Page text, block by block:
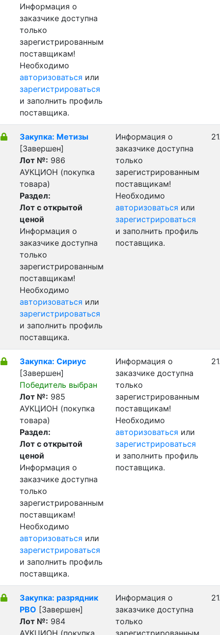
Информация о
заказчике доступна
только
зарегистрированным
поставщикам!
Необходимо
авторизоваться или
зарегистрироваться
и заполнить профиль
поставщика.
Закупка: Метизы
[Завершен]
Лот №: 986
АУКЦИОН (покупка
товара)
Раздел:
Лот с открытой
ценой
Информация о
заказчике доступна
только
зарегистрированным
поставщикам!
Необходимо
авторизоваться или
зарегистрироваться
и заполнить профиль
поставщика.
Информация о
заказчике доступна
только
зарегистрированным
поставщикам!
Необходимо
авторизоваться или
зарегистрироваться
и заполнить профиль
поставщика.
Закупка: Сириус
[Завершен]
Победитель выбран
Лот №: 985
АУКЦИОН (покупка
товара)
Раздел:
Лот с открытой
ценой
Информация о
заказчике доступна
только
зарегистрированным
поставщикам!
Необходимо
авторизоваться или
зарегистрироваться
и заполнить профиль
поставщика.
Информация о
заказчике доступна
только
зарегистрированным
поставщикам!
Необходимо
авторизоваться или
зарегистрироваться
и заполнить профиль
поставщика.
Закупка: разрядник
РВО [Завершен]
Лот №: 984
АУКЦИОН (покупка
Информация о
заказчике доступна
только
зарегистрированным